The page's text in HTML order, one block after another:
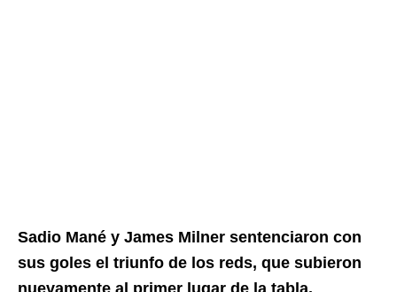
Sadio Mané y James Milner sentenciaron con
sus goles el triunfo de los reds, que subieron
nuevamente al primer lugar de la tabla.